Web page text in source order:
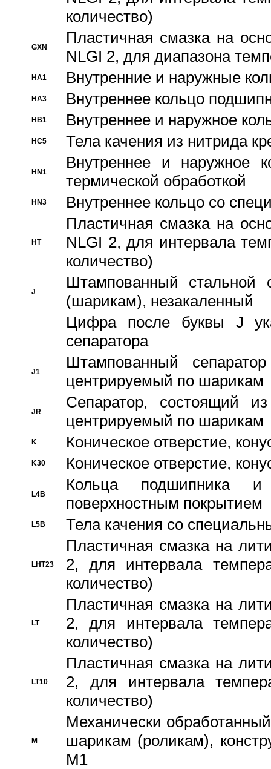
количество)
GXN
Пластичная смазка на
NLGI 2, для диапазона
HA1 Внутренние и наружные
HA3 Bнутреннее кольцо
HB1 Bнутреннее и наружное
HC5 Тела качения из нитрида
HN1
Bнутреннее и наружное
термической обработкой
HN3 Внутреннее кольцо со
HT
Пластичная смазка на
NLGI 2, для интервала
количество)
J
Штампованный стальной
(шарикам), незакаленный
Цифра после буквы J
сепаратора
J1
Штампованный
центрируемый по шарикам
JR
Сепаратор, состоящий
центрируемый по шарикам
K Коническое отверстие,
K30 Коническое отверстие,
L4B
Кольца подшипника
поверхностным покрытием
L5B Тела качения со
LHT23
Пластичная смазка на
2, для интервала
количество)
LT
Пластичная смазка на
2, для интервала
количество)
LT10
Пластичная смазка на
2, для интервала
количество)
M
Механически
шарикам (роликам),
M1